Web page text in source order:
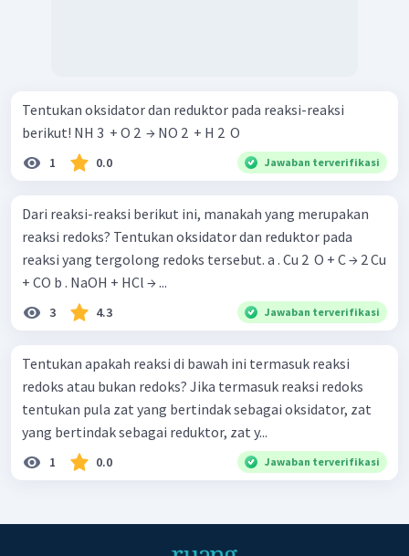
Tentukan oksidator dan reduktor pada reaksi-reaksi
berikut! NH 3 ​ + O 2 ​ → NO 2 ​ + H 2 ​ O
1 0.0 Jawaban terverifikasi
Dari reaksi-reaksi berikut ini, manakah yang merupakan
reaksi redoks? Tentukan oksidator dan reduktor pada
reaksi yang tergolong redoks tersebut. a . Cu 2 ​ O + C → 2 Cu
+ CO b . NaOH + HCl → ...
3 4.3 Jawaban terverifikasi
Tentukan apakah reaksi di bawah ini termasuk reaksi
redoks atau bukan redoks? Jika termasuk reaksi redoks
tentukan pula zat yang bertindak sebagai oksidator, zat
yang bertindak sebagai reduktor, zat y...
1 0.0 Jawaban terverifikasi